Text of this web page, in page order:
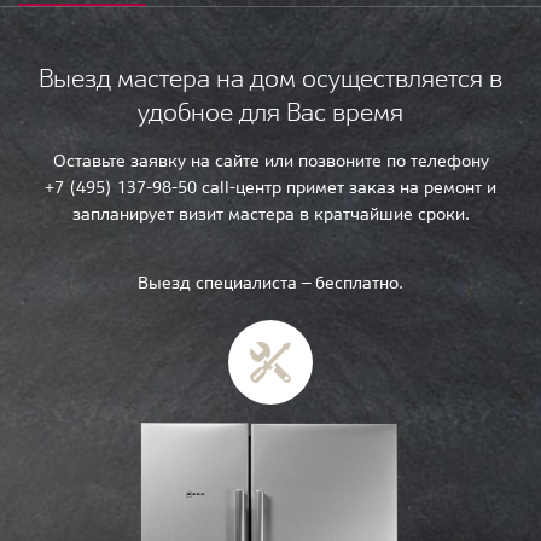
Выезд мастера на дом осуществляется в
удобное для Вас время
Оставьте заявку на сайте или позвоните по телефону
+7 (495) 137-98-50 call-центр примет заказ на ремонт и
запланирует визит мастера в кратчайшие сроки.
Выезд специалиста — бесплатно.